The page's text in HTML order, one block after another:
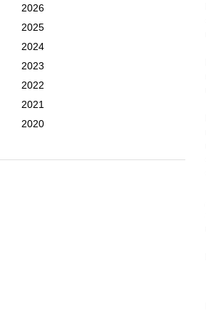
2026
2025
2024
2023
2022
2021
2020